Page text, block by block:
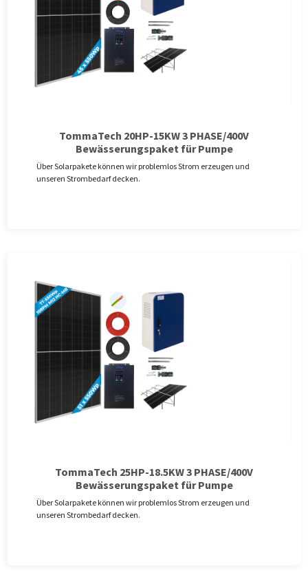
TommaTech 20HP-15KW 3 PHASE/400V
Bewässerungspaket für Pumpe
Über Solarpakete können wir problemlos Strom erzeugen und
unseren Strombedarf decken.
TommaTech 25HP-18.5KW 3 PHASE/400V
Bewässerungspaket für Pumpe
Über Solarpakete können wir problemlos Strom erzeugen und
unseren Strombedarf decken.